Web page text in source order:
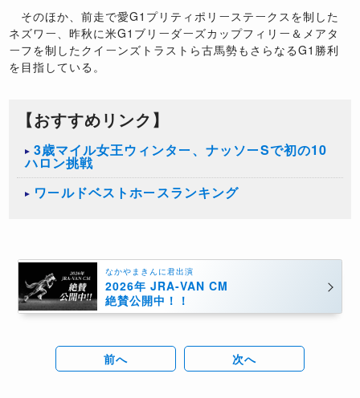
そのほか、前走で愛G1プリティポリーステークスを制した
ネズワー、昨秋に米G1ブリーダーズカップフィリー＆メアタ
ーフを制したクイーンズトラストら古馬勢もさらなるG1勝利
を目指している。
【おすすめリンク】
3歳マイル女王ウィンター、ナッソーSで初の10
ハロン挑戦
ワールドベストホースランキング
なかやまきんに君出演
2026年 JRA-VAN CM
絶賛公開中！！
前へ 次へ